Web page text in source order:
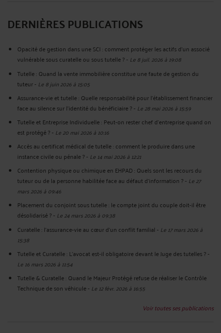
DERNIÈRES PUBLICATIONS
Opacité de gestion dans une SCI : comment protéger les actifs d'un associé
vulnérable sous curatelle ou sous tutelle ?- Le 8 juil. 2026 à 19:08
Tutelle : Quand la vente immobilière constitue une faute de gestion du
tuteur- Le 8 juin 2026 à 15:05
Assurance-vie et tutelle : Quelle responsabilité pour l'établissement financier
face au silence sur l'identité du bénéficiaire ?- Le 28 mai 2026 à 15:59
Tutelle et Entreprise Individuelle : Peut-on rester chef d'entreprise quand on
est protégé ?- Le 20 mai 2026 à 10:16
Accès au certificat médical de tutelle : comment le produire dans une
instance civile ou pénale ?- Le 14 mai 2026 à 12:21
Contention physique ou chimique en EHPAD : Quels sont les recours du
tuteur ou de la personne habilitée face au défaut d'information ?- Le 27
mars 2026 à 09:46
Placement du conjoint sous tutelle : le compte joint du couple doit-il être
désolidarisé ?- Le 24 mars 2026 à 09:38
Curatelle : l'assurance-vie au cœur d'un conflit familial- Le 17 mars 2026 à
15:38
Tutelle et Curatelle : L’avocat est-il obligatoire devant le Juge des tutelles ?-
Le 16 mars 2026 à 11:54
Tutelle & Curatelle : Quand le Majeur Protégé refuse de réaliser le Contrôle
Technique de son véhicule- Le 12 févr. 2026 à 16:55
Voir toutes ses publications